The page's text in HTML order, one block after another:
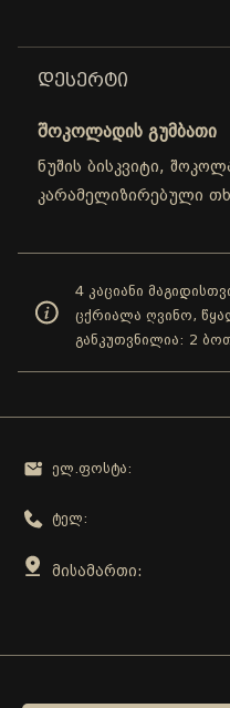
ᲓᲔᲡᲔᲠᲢᲘ
შოკოლადის გუმბათი
ნუშის ბისკვიტი,
კარამელიზირებული
4 კაციანი
ცქრიალა ღვინო,
განკუთვნილია: 2
ელ.ფოსტა:
ტელ:
მისამართი: